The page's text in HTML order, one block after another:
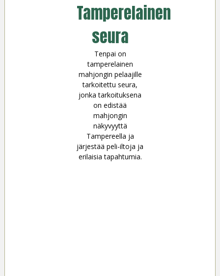
Tamperelainen
seura
Tenpai on
tamperelainen
mahjongin pelaajille
tarkoitettu seura,
jonka tarkoituksena
on edistää
mahjongin
näkyvyyttä
Tampereella ja
järjestää peli-iltoja ja
erilaisia tapahtumia.